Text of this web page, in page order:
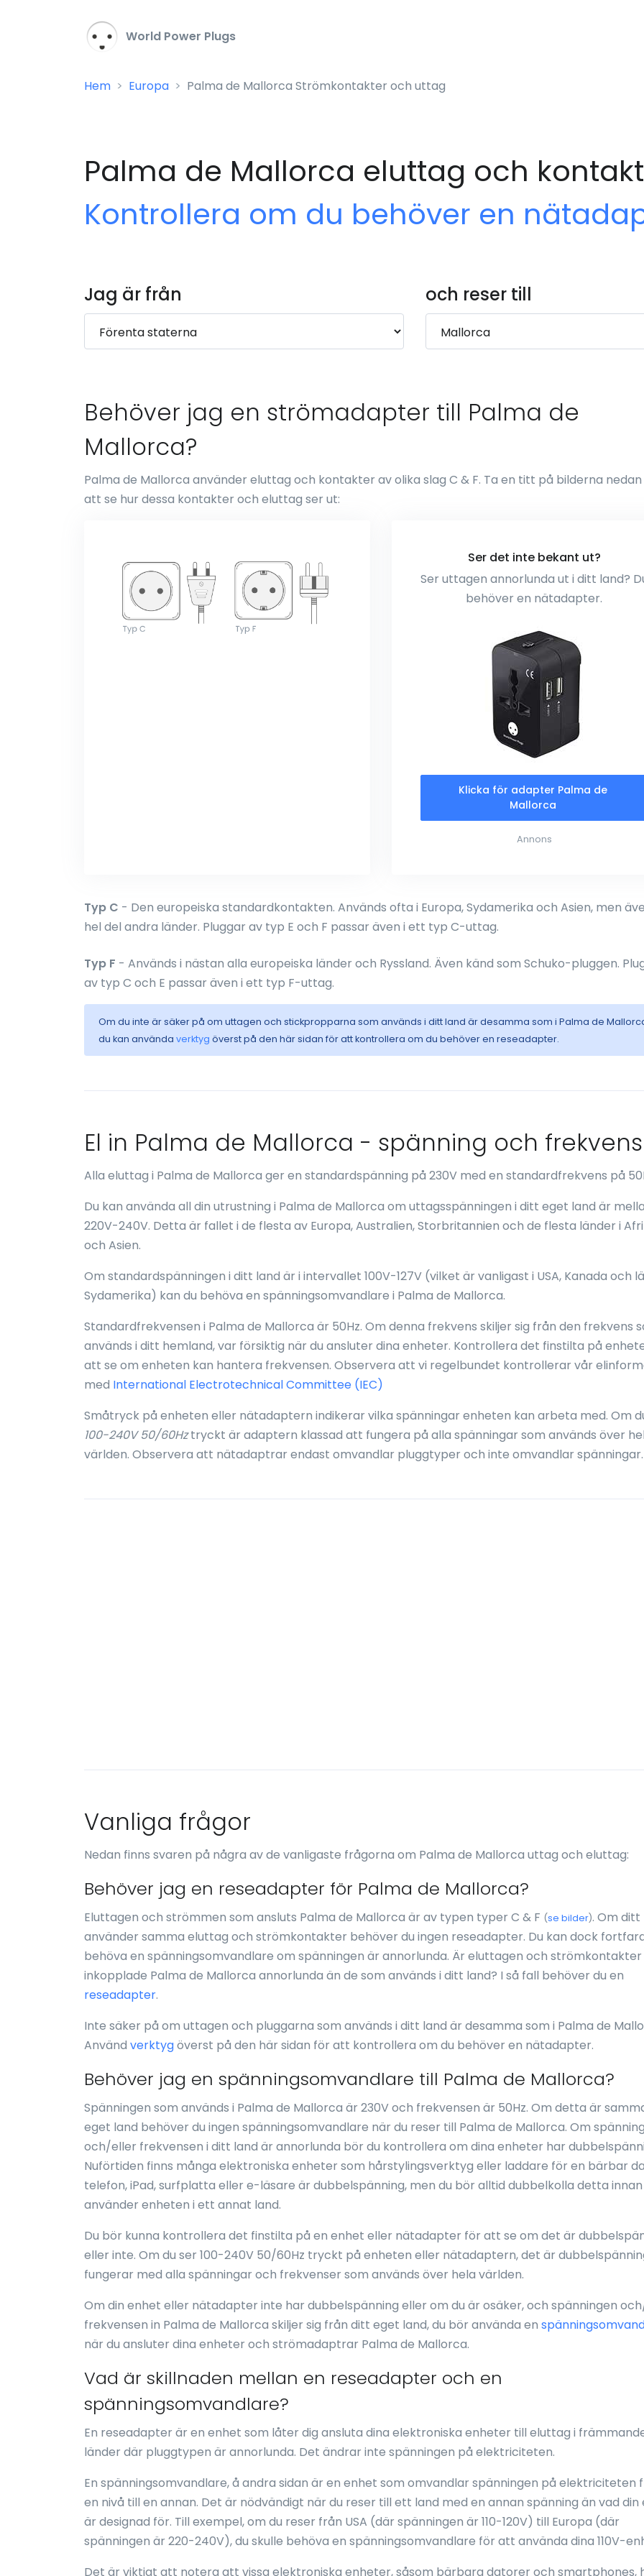
World Power Plugs
Hem Europa Palma de Mallorca Strömkontakter och uttag
Palma de Mallorca eluttag och
Kontrollera om du behöver en
Jag är från och reser till
Behöver jag en strömadapter till Palma de
Mallorca?
Palma de Mallorca använder eluttag och kontakter av olika slag C & F. Ta en titt på bilderna
att se hur dessa kontakter och eluttag ser ut:
Ser det inte bekant ut?
Ser uttagen annorlunda ut i ditt land?
behöver en nätadapter.
Klicka för adapter Palma de
Mallorca
Annons
Typ C - Den europeiska standardkontakten. Används ofta i Europa, Sydamerika och Asien, men
hel del andra länder. Pluggar av typ E och F passar även i ett typ C-uttag.
Typ F - Används i nästan alla europeiska länder och Ryssland. Även känd som Schuko-pluggen.
av typ C och E passar även i ett typ F-uttag.
Om du inte är säker på om uttagen och stickpropparna som används i ditt land är desamma som i Palma de
du kan använda verktyg överst på den här sidan för att kontrollera om du behöver en reseadapter.
El in Palma de Mallorca - spänning och frekvens
Alla eluttag i Palma de Mallorca ger en standardspänning på 230V med en standardfrekvens på
Du kan använda all din utrustning i Palma de Mallorca om uttagsspänningen i ditt eget land är
220V-240V. Detta är fallet i de flesta av Europa, Australien, Storbritannien och de flesta länder i
och Asien.
Om standardspänningen i ditt land är i intervallet 100V-127V (vilket är vanligast i USA, Kanada och
Sydamerika) kan du behöva en spänningsomvandlare i Palma de Mallorca.
Standardfrekvensen i Palma de Mallorca är 50Hz. Om denna frekvens skiljer sig från den frekvens
används i ditt hemland, var försiktig när du ansluter dina enheter. Kontrollera det finstilta på
att se om enheten kan hantera frekvensen. Observera att vi regelbundet kontrollerar vår
med International Electrotechnical Committee (IEC)
Småtryck på enheten eller nätadaptern indikerar vilka spänningar enheten kan arbeta med. Om
100-240V 50/60Hztryckt är adaptern klassad att fungera på alla spänningar som används över
världen. Observera att nätadaptrar endast omvandlar pluggtyper och inte omvandlar spänningar.
Vanliga frågor
Nedan finns svaren på några av de vanligaste frågorna om Palma de Mallorca uttag och eluttag:
Behöver jag en reseadapter för Palma de Mallorca?
Eluttagen och strömmen som ansluts Palma de Mallorca är av typen typer C & F (se bilder). Om ditt
använder samma eluttag och strömkontakter behöver du ingen reseadapter. Du kan dock
behöva en spänningsomvandlare om spänningen är annorlunda. Är eluttagen och strömkontakter
inkopplade Palma de Mallorca annorlunda än de som används i ditt land? I så fall behöver du en
reseadapter.
Inte säker på om uttagen och pluggarna som används i ditt land är desamma som i Palma de
Använd verktygöverst på den här sidan för att kontrollera om du behöver en nätadapter.
Behöver jag en spänningsomvandlare till Palma de Mallorca?
Spänningen som används i Palma de Mallorca är 230V och frekvensen är 50Hz. Om detta är
eget land behöver du ingen spänningsomvandlare när du reser till Palma de Mallorca. Om
och/eller frekvensen i ditt land är annorlunda bör du kontrollera om dina enheter har
Nuförtiden finns många elektroniska enheter som hårstylingsverktyg eller laddare för en bärbar
telefon, iPad, surfplatta eller e-läsare är dubbelspänning, men du bör alltid dubbelkolla detta innan
använder enheten i ett annat land.
Du bör kunna kontrollera det finstilta på en enhet eller nätadapter för att se om det är
eller inte. Om du ser 100-240V 50/60Hz tryckt på enheten eller nätadaptern, det är
fungerar med alla spänningar och frekvenser som används över hela världen.
Om din enhet eller nätadapter inte har dubbelspänning eller om du är osäker, och spänningen
frekvensen in Palma de Mallorca skiljer sig från ditt eget land, du bör använda en
när du ansluter dina enheter och strömadaptrar Palma de Mallorca.
Vad är skillnaden mellan en reseadapter och en
spänningsomvandlare?
En reseadapter är en enhet som låter dig ansluta dina elektroniska enheter till eluttag i
länder där pluggtypen är annorlunda. Det ändrar inte spänningen på elektriciteten.
En spänningsomvandlare, å andra sidan är en enhet som omvandlar spänningen på elektriciteten
en nivå till en annan. Det är nödvändigt när du reser till ett land med en annan spänning än vad din
är designad för. Till exempel, om du reser från USA (där spänningen är 110-120V) till Europa (där
spänningen är 220-240V), du skulle behöva en spänningsomvandlare för att använda dina 110V-
Det är viktigt att notera att vissa elektroniska enheter, såsom bärbara datorer och smartphones,